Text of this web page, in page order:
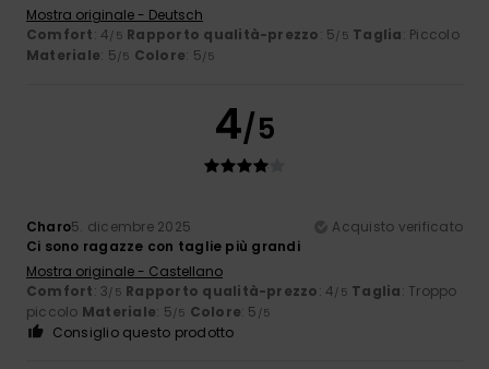
Mostra originale - Deutsch
Comfort: 4/5 Rapporto qualità-prezzo: 5/5 Taglia: Piccolo
Materiale: 5/5 Colore: 5/5
4/5
Charo5. dicembre 2025
Acquisto verificato
Ci sono ragazze con taglie più grandi
Mostra originale - Castellano
Comfort: 3/5 Rapporto qualità-prezzo: 4/5 Taglia: Troppo
piccolo Materiale: 5/5 Colore: 5 /5
Consiglio questo prodotto